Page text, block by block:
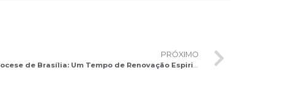
PRÓXIMO
3º Retiro do Clero da Arquidiocese de Brasília: Um Tempo de Renovação Espiritual